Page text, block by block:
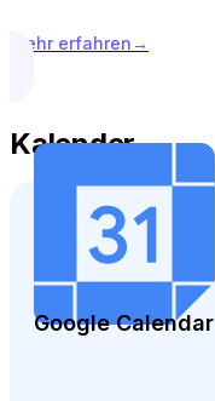
Mehr erfahren →
Kalender
Google Calendar